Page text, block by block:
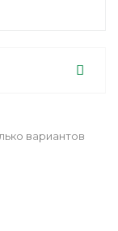
вариантов